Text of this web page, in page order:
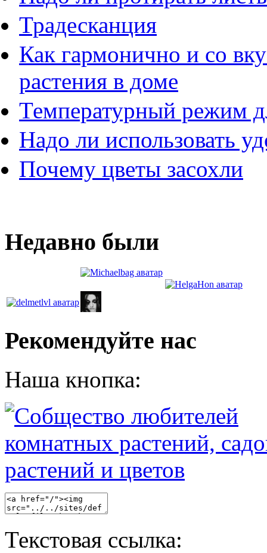
Традесканция
Как гармонично и со
растения в доме
Температурный режим
Надо ли использовать
Почему цветы засохли
Недавно были
Рекомендуйте нас
Наша кнопка:
Текстовая ссылка: